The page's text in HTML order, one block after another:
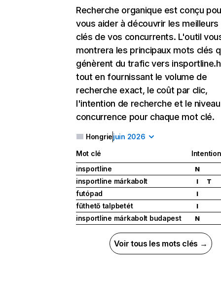
Recherche organique est conçu
vous aider à découvrir les
clés de vos concurrents. L'outil
montrera les principaux mots clés
génèrent du trafic vers
tout en fournissant le volume de
recherche exact, le coût par clic,
l'intention de recherche et le
concurrence pour chaque mot clé.
Hongriejuin 2026
Mot clé
Intention
insportline
N
insportline márkabolt I T
futópad I
fűthető talpbetét I
insportline márkabolt budapest N
Voir tous les mots clés →